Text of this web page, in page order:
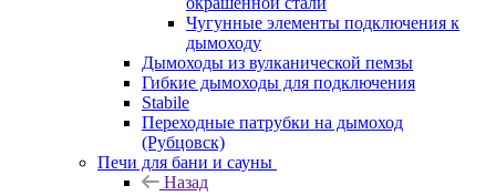
Чугунные элементы подключения к
дымоходу
Дымоходы из вулканической пемзы
Гибкие дымоходы для подключения
Stabile
Переходные патрубки на дымоход
(Рубцовск)
Печи для бани и сауны
Назад